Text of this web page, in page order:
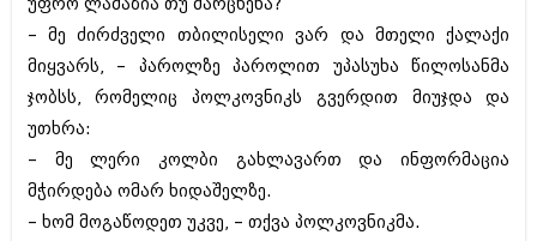
– მე ძირძველი თბილისელი ვარ და მთელი ქალაქი
მიყვარს, – პაროლზე პაროლით უპასუხა წილოსანმა
ჯობსს, რომელიც პოლკოვნიკს გვერდით მიუჯდა და
უთხრა:
– მე ლერი კოლბი გახლავართ და ინფორმაცია
მჭირდება ომარ ხიდაშელზე.
– ხომ მოგაწოდეთ უკვე, – თქვა პოლკოვნიკმა.